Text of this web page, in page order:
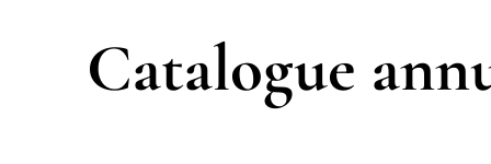
Catalogue